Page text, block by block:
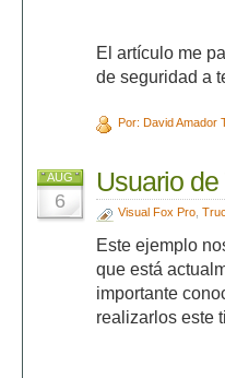
El artículo me
de seguridad a
Por: David Amador
AUG
6
Usuario
Visual Fox Pro,
Este ejemplo
que está
importante
realizarlos este